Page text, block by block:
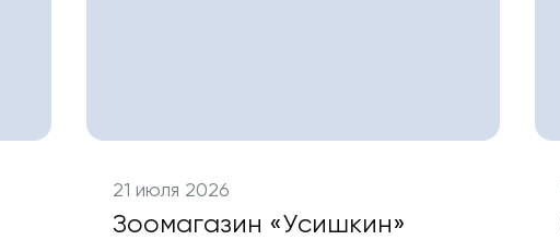
21 июля 2026
Зоомагазин «Усишкин»